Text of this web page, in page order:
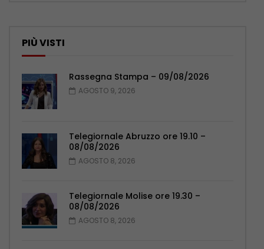
PIÙ VISTI
Rassegna Stampa – 09/08/2026
AGOSTO 9, 2026
Telegiornale Abruzzo ore 19.10 –
08/08/2026
AGOSTO 8, 2026
Telegiornale Molise ore 19.30 –
08/08/2026
AGOSTO 8, 2026